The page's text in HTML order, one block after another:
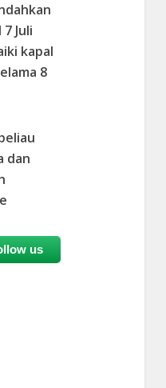
Juli
kapal
8
dan
us